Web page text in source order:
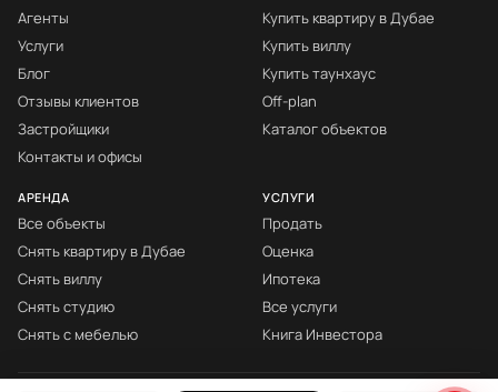
Агенты
Услуги
Блог
Отзывы клиентов
Застройщики
Контакты и офисы
Купить квартиру в Дубае
Купить виллу
Купить таунхаус
Off-plan
Каталог объектов
АРЕНДА
Все объекты
Снять квартиру в Дубае
Снять виллу
Снять студию
Снять с мебелью
УСЛУГИ
Продать
Оценка
Ипотека
Все услуги
Книга Инвестора